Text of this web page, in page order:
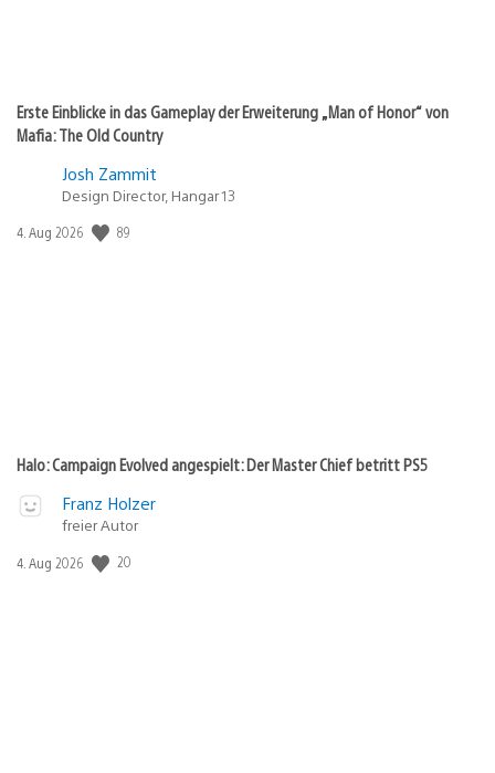
Erste Einblicke in das Gameplay der Erweiterung „Man of Honor“ von
Mafia: The Old Country
Josh Zammit
Design Director, Hangar 13
Veröffentlichungsdatum:
4. Aug 2026 89
Halo: Campaign Evolved angespielt: Der Master Chief betritt PS5
Franz Holzer
freier Autor
Veröffentlichungsdatum:
4. Aug 2026 20